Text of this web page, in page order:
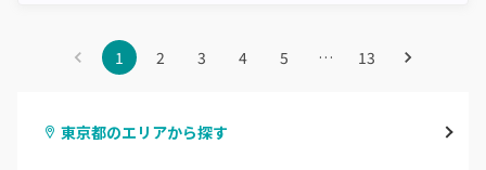
1 2 3 4 5 … 13
東京都のエリアから探す